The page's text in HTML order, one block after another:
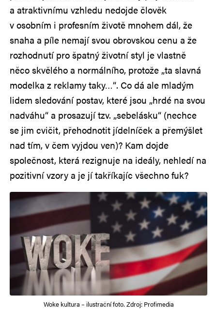
a atraktivnímu vzhledu nedojde člověk
v osobním i profesním životě mnohem dál, že
snaha a píle nemají svou obrovskou cenu a že
rozhodnutí pro špatný životní styl je vlastně
něco skvělého a normálního, protože „ta slavná
modelka z reklamy taky…“. Co dá ale mladým
lidem sledování postav, které jsou „hrdé na svou
nadváhu“ a prosazují tzv. „sebelásku“ (nechce
se jim cvičit, přehodnotit jídelníček a přemýšlet
nad tím, v čem vyjdou ven)? Kam dojde
společnost, která rezignuje na ideály, nehledí na
pozitivní vzory a je jí takříkajíc všechno fuk?
Woke kultura – ilustrační foto. Zdroj: Profimedia